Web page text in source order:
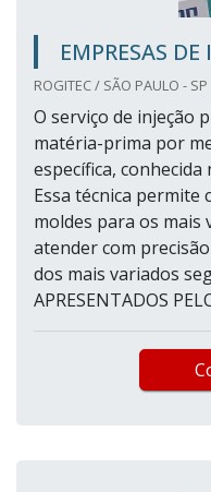
EMPRESAS
ROGITEC / SÃO PAULO - SP
O serviço de injeção
matéria-prima por
específica,
Essa técnica permite
moldes para os mais
atender com
dos mais variados
APRESENTADOS